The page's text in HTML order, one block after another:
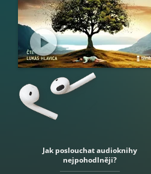
Jak poslouchat audioknihy
nejpohodlněji?